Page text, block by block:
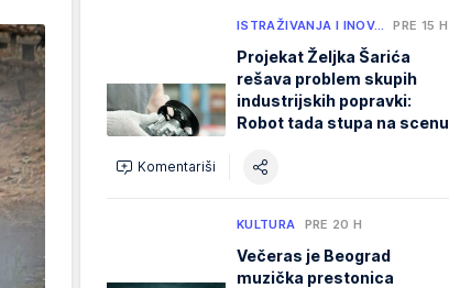
ISTRAŽIVANJA I INOV… PRE 15 H
Projekat Željka Šarića
rešava problem skupih
industrijskih popravki:
Robot tada stupa na scenu
Komentariši
KULTURA PRE 20 H
Večeras je Beograd
muzička prestonica